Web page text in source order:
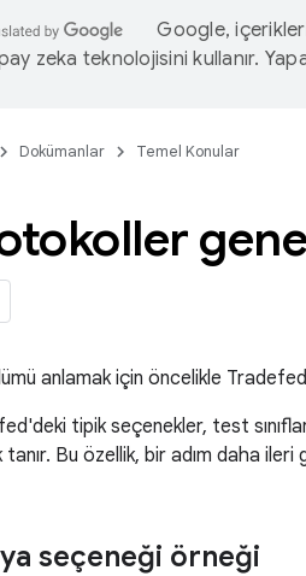
Google,
zeka teknolojisini kullanır.
Dokümanlar Temel Konular
anlamak için öncelikle Tradefed
tipik seçenekler, test
Bu özellik, bir adım daha ileri
seçeneği örneği